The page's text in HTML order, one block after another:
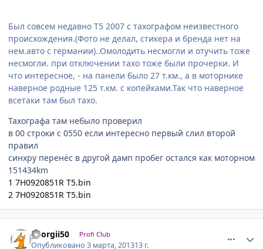
Был совсем недавно T5 2007 с тахографом неизвестного
происхождения.(Фото не делал, стикера и бренда нет на
нем.авто с германии)..Омолодить несмогли и отучить тоже
несмогли. при отключении тахо тоже были прочерки. И
что интересное, - на панели было 27 т.км., а в моторнике
наверное родные 125 т.км. с копейками.Так что наверное
всетаки там был тахо.
Тахографа там небыло проверил
в 00 строки с 0550 если интересно первый слил второй
правил
синхру перенёс в другой дамп пробег остался как моторном
151434km
1 7H0920851R T5.bin
2 7H0920851R T5.bin
georgii50 Profi Club
Опубликовано3 марта, 201313 г.